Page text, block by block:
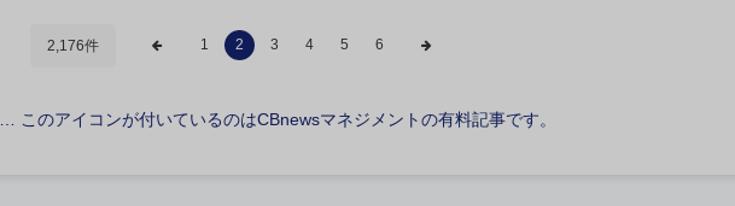
2,176件 1 2 3 4 5 6
… このアイコンが付いているのはCBnewsマネジメントの有料記事です。